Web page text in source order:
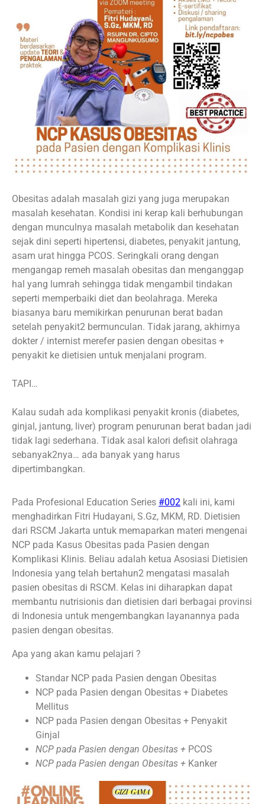
Obesitas adalah masalah gizi yang juga merupakan
masalah kesehatan. Kondisi ini kerap kali berhubungan
dengan munculnya masalah metabolik dan kesehatan
sejak dini seperti hipertensi, diabetes, penyakit jantung,
asam urat hingga PCOS. Seringkali orang dengan
mengangap remeh masalah obesitas dan menganggap
hal yang lumrah sehingga tidak mengambil tindakan
seperti memperbaiki diet dan beolahraga. Mereka
biasanya baru memikirkan penurunan berat badan
setelah penyakit2 bermunculan. Tidak jarang, akhirnya
dokter / internist merefer pasien dengan obesitas +
penyakit ke dietisien untuk menjalani program.
TAPI…
Kalau sudah ada komplikasi penyakit kronis (diabetes,
ginjal, jantung, liver) program penurunan berat badan jadi
tidak lagi sederhana. Tidak asal kalori defisit olahraga
sebanyak2nya… ada banyak yang harus
dipertimbangkan.
Pada Profesional Education Series #002 kali ini, kami
menghadirkan Fitri Hudayani, S.Gz, MKM, RD. Dietisien
dari RSCM Jakarta untuk memaparkan materi mengenai
NCP pada Kasus Obesitas pada Pasien dengan
Komplikasi Klinis. Beliau adalah ketua Asosiasi Dietisien
Indonesia yang telah bertahun2 mengatasi masalah
pasien obesitas di RSCM. Kelas ini diharapkan dapat
membantu nutrisionis dan dietisien dari berbagai provinsi
di Indonesia untuk mengembangkan layanannya pada
pasien dengan obesitas.
Apa yang akan kamu pelajari ?
Standar NCP pada Pasien dengan Obesitas
NCP pada Pasien dengan Obesitas + Diabetes
Mellitus
NCP pada Pasien dengan Obesitas + Penyakit
Ginjal
NCP pada Pasien dengan Obesitas + PCOS
NCP pada Pasien dengan Obesitas + Kanker